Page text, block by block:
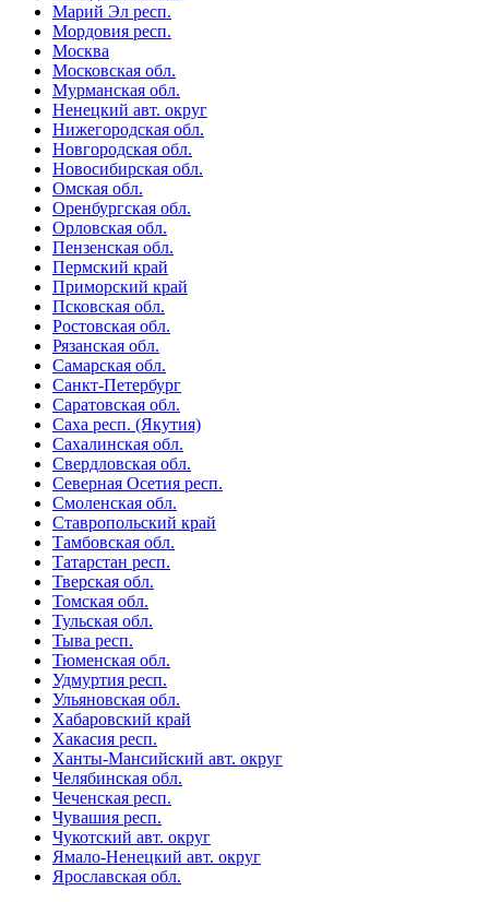
Марий Эл респ.
Мордовия респ.
Москва
Московская обл.
Мурманская обл.
Ненецкий авт. округ
Нижегородская обл.
Новгородская обл.
Новосибирская обл.
Омская обл.
Оренбургская обл.
Орловская обл.
Пензенская обл.
Пермский край
Приморский край
Псковская обл.
Ростовская обл.
Рязанская обл.
Самарская обл.
Санкт-Петербург
Саратовская обл.
Саха респ. (Якутия)
Сахалинская обл.
Свердловская обл.
Северная Осетия респ.
Смоленская обл.
Ставропольский край
Тамбовская обл.
Татарстан респ.
Тверская обл.
Томская обл.
Тульская обл.
Тыва респ.
Тюменская обл.
Удмуртия респ.
Ульяновская обл.
Хабаровский край
Хакасия респ.
Ханты-Мансийский авт. округ
Челябинская обл.
Чеченская респ.
Чувашия респ.
Чукотский авт. округ
Ямало-Ненецкий авт. округ
Ярославская обл.